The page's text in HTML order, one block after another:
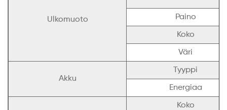
Ulkomuoto Paino
Koko
Väri
Akku
Tyyppi
Energiaa
Koko